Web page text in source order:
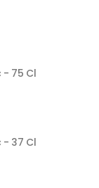
- 75 Cl
- 37 Cl